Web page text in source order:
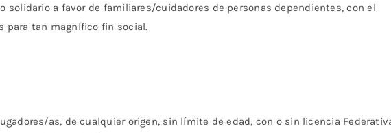
solidario a favor de familiares/cuidadores de personas dependientes, con el
para tan magnífico fin social.
as, de cualquier origen, sin límite de edad, con o sin licencia